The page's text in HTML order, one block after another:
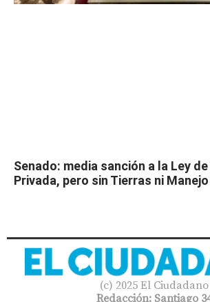
Senado: media sanción a la Ley
Privada, pero sin Tierras ni
(c) 2025 El Ciudadano
Redacción: Santiago